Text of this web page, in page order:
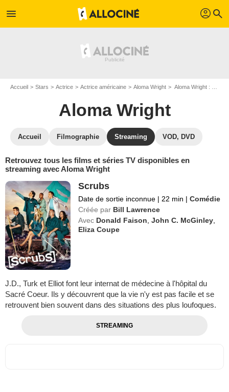
menu profil search
Accueil Stars Actrice Actrice américaine Aloma Wright Aloma Wright : Films et séries online
Aloma Wright
Accueil Filmographie Streaming VOD, DVD
Retrouvez tous les films et séries TV disponibles en
streaming avec Aloma Wright
Scrubs
Date de sortie inconnue | 22 min | Comédie
Créée par Bill Lawrence
Avec Donald Faison ,John C. McGinley
Eliza Coupe
J.D., Turk et Elliot font leur internat de médecine à l'hôpital du
Sacré Coeur. Ils y découvrent que la vie n'y est pas facile et se
retrouvent bien souvent dans des situations des plus loufoques.
STREAMING